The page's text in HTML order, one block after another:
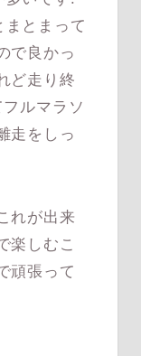
とまって
で良かっ
ど走り終
ルマラソ
走をしっ
れが出来
楽しむこ
頑張って